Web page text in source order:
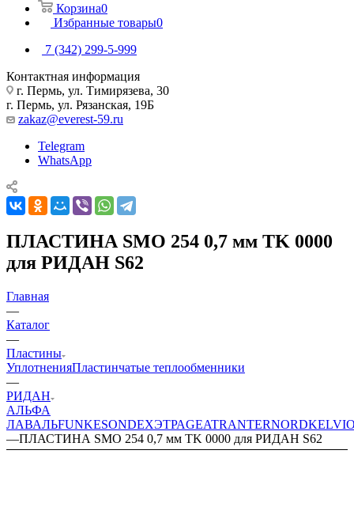
Корзина0
Избранные товары0
7 (342) 299-5-999
Контактная информация
г. Пермь, ул. Тимирязева, 30
г. Пермь, ул. Рязанская, 19Б
zakaz@everest-59.ru
Telegram
WhatsApp
ПЛАСТИНА SMO 254 0,7 мм TK 0000
для РИДАН S62
Главная
—
Каталог
—
Пластины
УплотненияПластинчатые теплообменники
—
РИДАН
АЛЬФА
ЛАВАЛЬFUNKESONDEXЭТРАGEATRANTERNORD
—ПЛАСТИНА SMO 254 0,7 мм TK 0000 для РИДАН S62